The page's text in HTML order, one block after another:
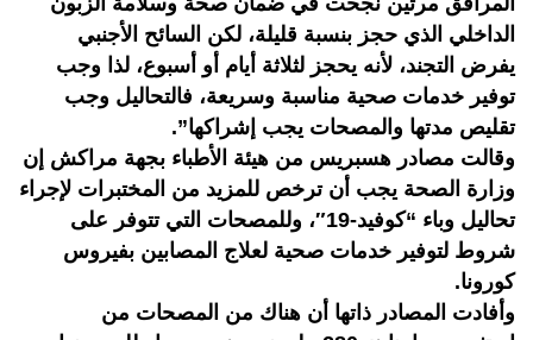
الداخلي الذي حجز بنسبة قليلة، لكن السائح الأجنبي
يفرض التجند، لأنه يحجز لثلاثة أيام أو أسبوع، لذا وجب
توفير خدمات صحية مناسبة وسريعة، فالتحاليل وجب
تقليص مدتها والمصحات يجب إشراكها”.
وقالت مصادر هسبريس من هيئة الأطباء بجهة مراكش إن
وزارة الصحة يجب أن ترخص للمزيد من المختبرات لإجراء
تحاليل وباء “كوفيد-19″، وللمصحات التي تتوفر على
شروط لتوفير خدمات صحية لعلاج المصابين بفيروس
كورونا.
وأفادت المصادر ذاتها أن هناك من المصحات من